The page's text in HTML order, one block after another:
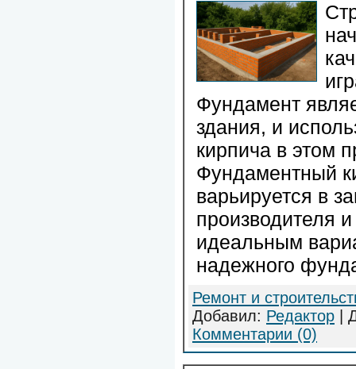
Фундамент
здания, и
кирпича в этом
Фундаментный
варьируется в
производителя
идеальным
надежного
Ремонт и
Добавил: Редактор |
Комментарии (0)